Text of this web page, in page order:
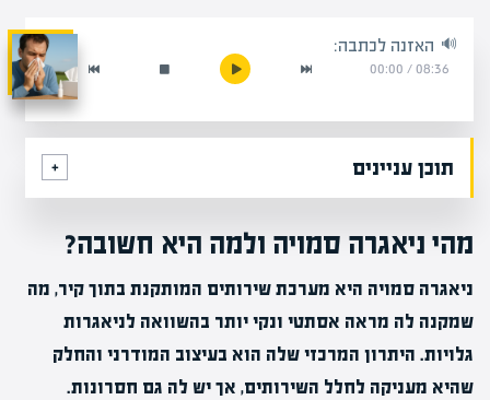
האזנה לכתבה:
08:36
/
00:00
תוכן עניינים
מהי ניאגרה סמויה ולמה היא חשובה?
ניאגרה סמויה היא מערכת שירותים המותקנת בתוך קיר, מה
שמקנה לה מראה אסתטי ונקי יותר בהשוואה לניאגרות
גלויות. היתרון המרכזי שלה הוא בעיצוב המודרני והחלק
שהיא מעניקה לחלל השירותים, אך יש לה גם חסרונות.